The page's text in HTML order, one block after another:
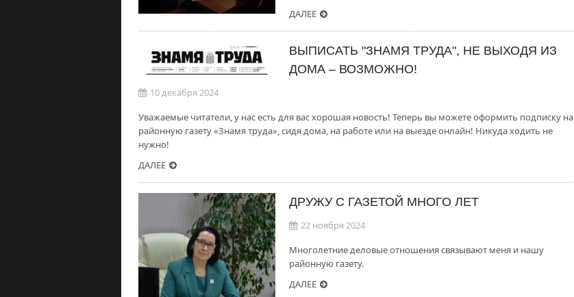
ДАЛЕЕ
ВЫПИСАТЬ "ЗНАМЯ ТРУДА", НЕ ВЫХОДЯ ИЗ
ДОМА – ВОЗМОЖНО!
10 декабря 2024
Уважаемые читатели, у нас есть для вас хорошая новость! Теперь вы можете оформить подписку на
районную газету «Знамя труда», сидя дома, на работе или на выезде онлайн! Никуда ходить не
нужно!
ДАЛЕЕ
ДРУЖУ С ГАЗЕТОЙ МНОГО ЛЕТ
22 ноября 2024
Многолетние деловые отношения связывают меня и нашу
районную газету.
ДАЛЕЕ